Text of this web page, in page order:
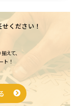
ください！
えて、
ト！